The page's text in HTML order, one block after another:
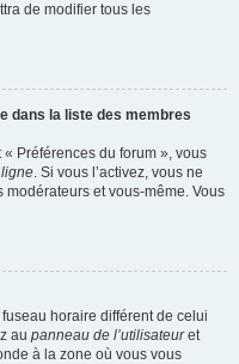
de modifier tous les
dans la liste des membres
Préférences du forum », vous
. Si vous l’activez, vous ne
et vous-même. Vous
fuseau horaire différent de celui
au panneau de l’utilisateuret
à la zone où vous vous